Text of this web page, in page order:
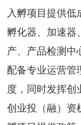
入孵项目提供低
孵化器、加速器
产、产品检测中
配备专业运营管
度，同时发挥创
创业投（融）资